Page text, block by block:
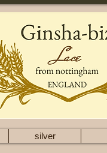
silver